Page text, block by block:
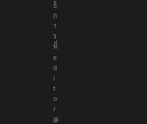
ธิ
ก
า
ร
ที่
e
d
i
t
o
r
@